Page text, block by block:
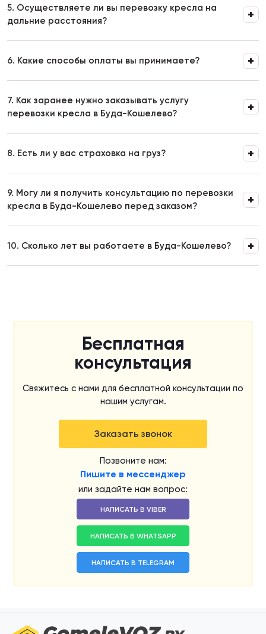
5. Осуществляете ли вы перевозку кресла на
дальние расстояния?
6. Какие способы оплаты вы принимаете?
7. Как заранее нужно заказывать услугу
перевозки кресла в Буда-Кошелево?
8. Есть ли у вас страховка на груз?
9. Могу ли я получить консультацию по перевозки
кресла в Буда-Кошелево перед заказом?
10. Сколько лет вы работаете в Буда-Кошелево?
Бесплатная
консультация
Свяжитесь с нами для бесплатной консультации по
нашим услугам.
Заказать звонок
Позвоните нам:
Пишите в мессенджер
или задайте нам вопрос:
НАПИСАТЬ В VIBER
НАПИСАТЬ В WHATSAPP
НАПИСАТЬ В TELEGRAM